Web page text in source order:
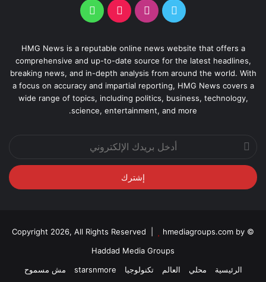
HMG News is a reputable online news website that offers a
comprehensive and up-to-date source for the latest headlines,
breaking news, and in-depth analysis from around the world. With
a focus on accuracy and impartial reporting, HMG News covers a
wide range of topics, including politics, business, technology,
science, entertainment, and more.
أدخل
بريدك
الإلكتروني
© Copyright 2026, All Rights Reserved |
hmediagroups.com by
Haddad Media Groups
الرئيسية
محلي العالم تكنولوجيا starsnmore مش مسموح